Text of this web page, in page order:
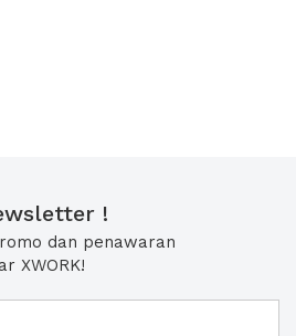
!
dan penawaran
XWORK!